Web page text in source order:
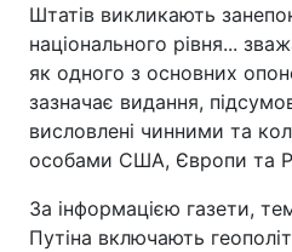
Штатів викликають
національного рівня...
як одного з основних
зазначає видання,
висловлені чинними та
особами США, Європи та
За інформацією газети,
Путіна включають